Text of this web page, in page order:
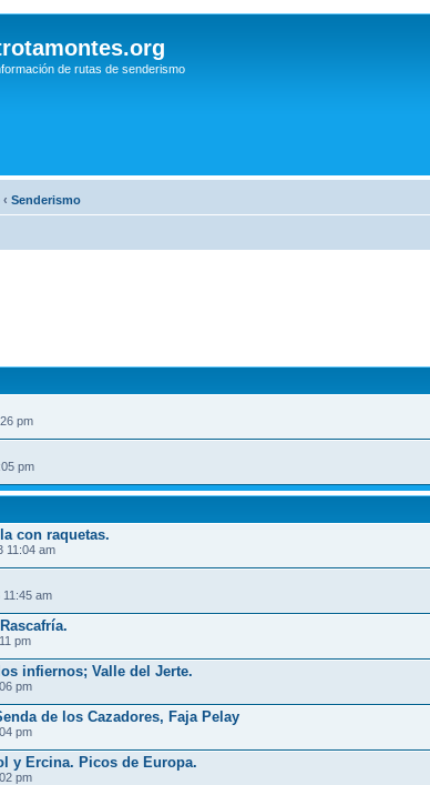
de rutas de senderismo
‹ Senderismo
pm
pm
con raquetas.
11:04 am
am
pm
infiernos; Valle del Jerte.
pm
de los Cazadores, Faja Pelay
pm
y Ercina. Picos de Europa.
pm